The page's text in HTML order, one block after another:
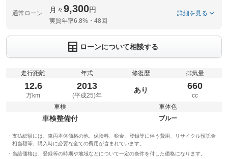
通常ローン 月々9,300円
実質年率6.8%・48回
詳細を見る
ローンについて相談する
走行距離
12.6
万km
年式
2013
(平成25)年
修復歴
あり
排気量
660
cc
車検
車検整備付
車体色
ブルー
支払総額には、車両本体価格の他、保険料、税金、登録等に伴う費用、リサイクル預託金
相当額等、購入時に必要な全ての費用が含まれています。
当該価格は、登録等の時期や地域などについて一定の条件を付した価格になります。